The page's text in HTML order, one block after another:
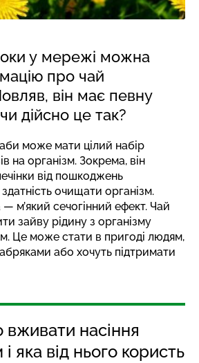
у мережі можна
про чай
він має певну
дійсно це так?
може мати цілий набір
на організм. Зокрема, він
від пошкоджень
здатність очищати організм.
м’який сечогінний ефект. Чай
зайву рідину з організму
Це може стати в пригоді людям,
або хочуть підтримати
насіння
яка від нього користь